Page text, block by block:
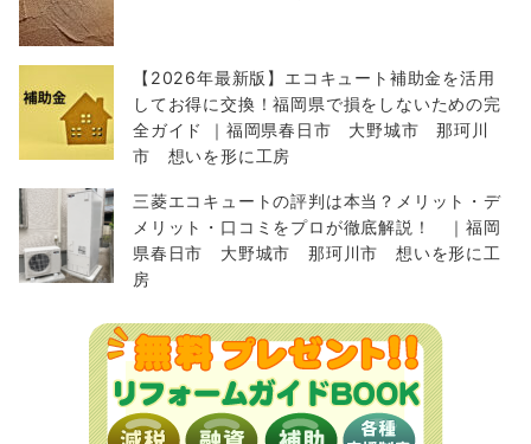
【2026年最新版】エコキュート補助金を活用
してお得に交換！福岡県で損をしないための完
全ガイド ｜福岡県春日市 大野城市 那珂川
市 想いを形に工房
三菱エコキュートの評判は本当？メリット・デ
メリット・口コミをプロが徹底解説！ ｜福岡
県春日市 大野城市 那珂川市 想いを形に工
房